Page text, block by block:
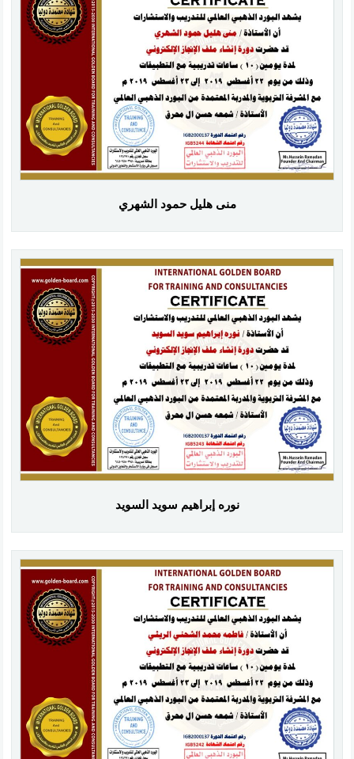
منى هليل حمود الشهري
نوره إبراهيم سويد السويد